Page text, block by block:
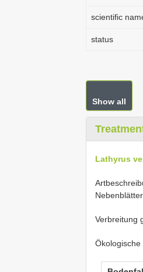
scientific
status
Show all
Lathyrus
Verbreitung